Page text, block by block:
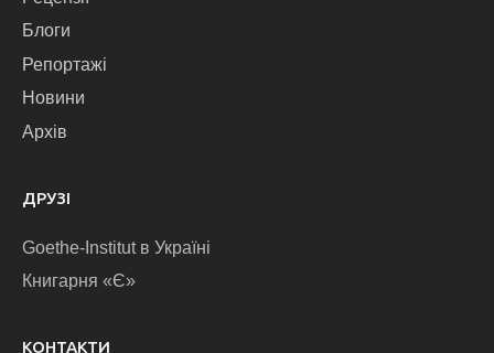
Блоги
Репортажі
Новини
Архів
ДРУЗІ
Goethe-Institut в Україні
Книгарня «Є»
КОНТАКТИ